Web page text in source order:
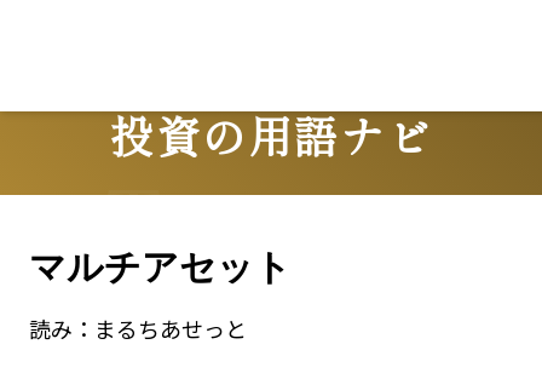
投資の用語ナビ
Terms
マルチアセット
読み： まるちあせっと